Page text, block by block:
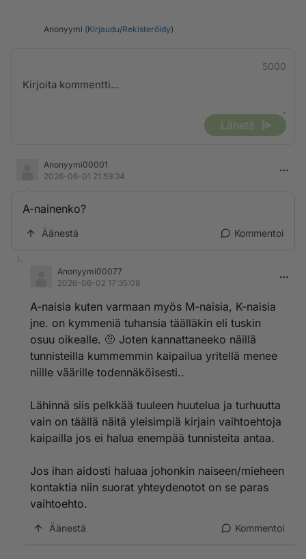
Anonyymi (Kirjaudu/Rekisteröidy)
5000
Lähetä
Anonyymi00001
2026-06-01 21:59:34
A-nainenko?
Äänestä Kommentoi
Anonyymi00077
2026-06-02 17:35:08
A-naisia kuten varmaan myös M-naisia, K-naisia
jne. on kymmeniä tuhansia täälläkin eli tuskin
osuu oikealle. 🤨 Joten kannattaneeko näillä
tunnisteilla kummemmin kaipailua yritellä menee
niille väärille todennäköisesti..
Lähinnä siis pelkkää tuuleen huutelua ja turhuutta
vain on täällä näitä yleisimpiä kirjain vaihtoehtoja
kaipailla jos ei halua enempää tunnisteita antaa.
Jos ihan aidosti haluaa johonkin naiseen/mieheen
kontaktia niin suorat yhteydenotot on se paras
vaihtoehto.
Äänestä Kommentoi